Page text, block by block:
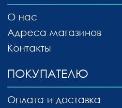
О нас
Адреса магазинов
Контакты
ПОКУПАТЕЛЮ
Оплата и доставка